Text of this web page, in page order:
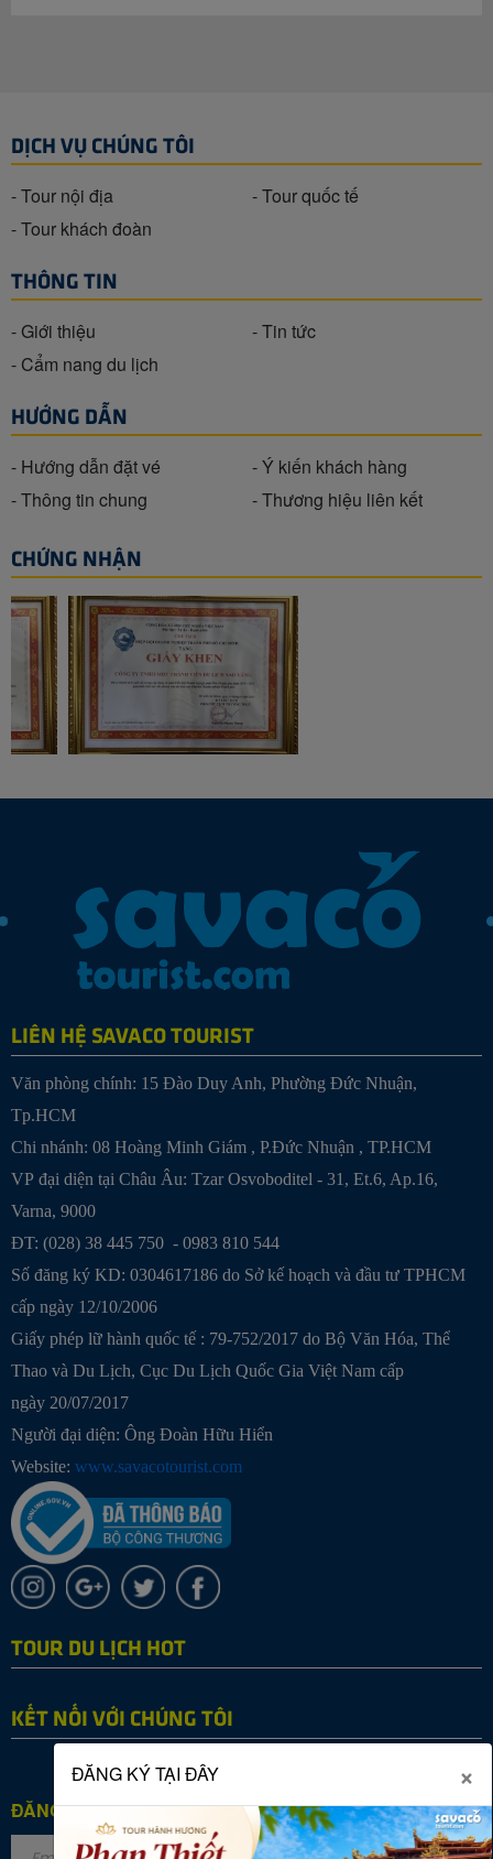
DỊCH VỤ CHÚNG TÔI
- Tour nội địa
- Tour quốc tế
- Tour khách đoàn
THÔNG TIN
- Giới thiệu
- Tin tức
- Cẩm nang du lịch
HƯỚNG DẪN
- Hướng dẫn đặt vé
- Ý kiến khách hàng
- Thông tin chung
- Thương hiệu liên kết
CHỨNG NHẬN
LIÊN HỆ SAVACO TOURIST
Văn phòng chính: 15 Đào Duy Anh, Phường Đức Nhuận,
Tp.HCM
Chi nhánh: 08 Hoàng Minh Giám , P.Đức Nhuận , TP.HCM
VP đại diện tại Châu Âu: Tzar Osvoboditel - 31, Et.6, Ap.16,
Varna, 9000
ĐT: (028) 38 445 750 - 0983 810 544
Số đăng ký KD: 0304617186 do Sở kế hoạch và đầu tư TPHCM
cấp ngày 12/10/2006
Giấy phép lữ hành quốc tế : 79-752/2017 do Bộ Văn Hóa, Thể
Thao và Du Lịch, Cục Du Lịch Quốc Gia Việt Nam cấp
ngày 20/07/2017
Người đại diện: Ông Đoàn Hữu Hiển
Website: www.savacotourist.com
TOUR DU LỊCH HOT
KẾT NỐI VỚI CHÚNG TÔI
ĐĂNG KÝ NHẬN TIN
ĐĂNG KÝ TẠI ĐÂY ×